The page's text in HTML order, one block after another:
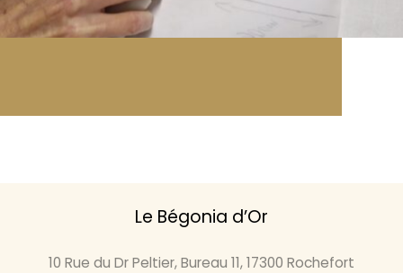
Le Bégonia d’Or
10 Rue du Dr Peltier, Bureau 11, 17300 Rochefort